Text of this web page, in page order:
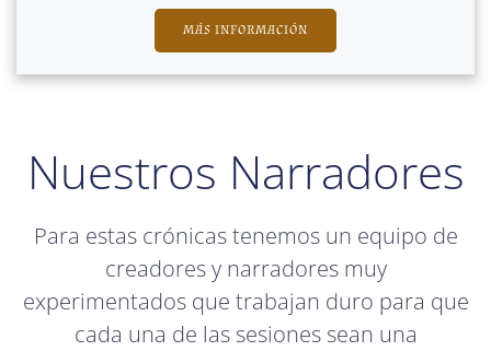
MÁS INFORMACIÓN
Nuestros Narradores
Para estas crónicas tenemos un equipo de
creadores y narradores muy
experimentados que trabajan duro para que
cada una de las sesiones sean una